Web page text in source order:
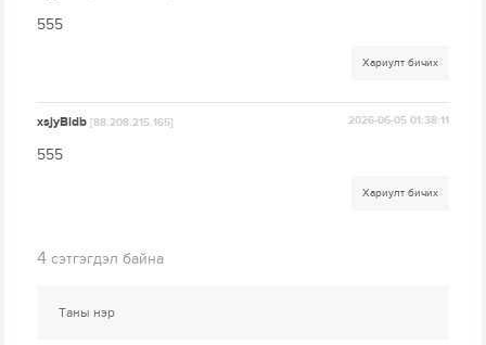
555
Хариулт бичих
xsjyBldb[88.208.215.165] 2026-06-05 01:38:11
555
Хариулт бичих
4 сэтгэгдэл байна